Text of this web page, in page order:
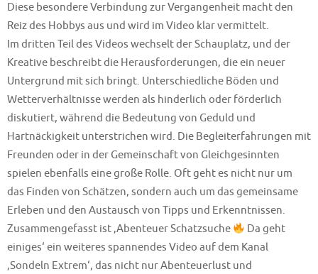
Diese besondere Verbindung zur Vergangenheit macht den
Reiz des Hobbys aus und wird im Video klar vermittelt.
Im dritten Teil des Videos wechselt der Schauplatz, und der
Kreative beschreibt die Herausforderungen, die ein neuer
Untergrund mit sich bringt. Unterschiedliche Böden und
Wetterverhältnisse werden als hinderlich oder förderlich
diskutiert, während die Bedeutung von Geduld und
Hartnäckigkeit unterstrichen wird. Die Begleiterfahrungen mit
Freunden oder in der Gemeinschaft von Gleichgesinnten
spielen ebenfalls eine große Rolle. Oft geht es nicht nur um
das Finden von Schätzen, sondern auch um das gemeinsame
Erleben und den Austausch von Tipps und Erkenntnissen.
Zusammengefasst ist ‚Abenteuer Schatzsuche
Da geht
einiges‘ ein weiteres spannendes Video auf dem Kanal
‚Sondeln Extrem‘, das nicht nur Abenteuerlust und